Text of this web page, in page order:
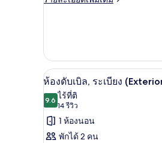
กับ
ห้อง
ซู
พี
เรียดั
บเบิล
เปิด
ภาพถ่าย
ทั้งหมด
ของ
5
ห้องดับเบิล, ระเบียง
9.69.6 จาก 10
ไร้ที่ติ
14 รีวิว
(14
รีวิว)
1 ห้องนอน
พักได้ 2 คน